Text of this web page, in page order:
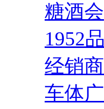
糖酒会
1952
经销
车体